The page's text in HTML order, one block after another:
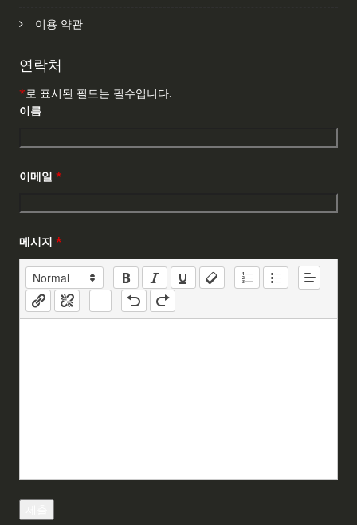
이용 약관
연락처
*로 표시된 필드는 필수입니다.
이름
이메일 *
메시지 *